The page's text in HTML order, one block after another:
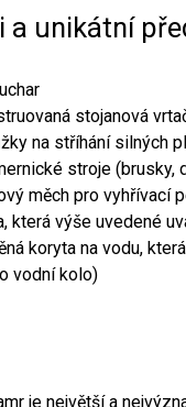
a unikátní
stojanová
na stříhání silných
stroje (brusky,
měch pro vyhřívací
která výše uvedené
koryta na vodu,
vodní kolo)
je největší a